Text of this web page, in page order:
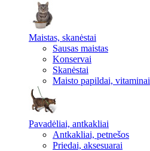
Maistas, skanėstai
Sausas maistas
Konservai
Skanėstai
Maisto papildai, vitaminai
Pavadėliai, antkakliai
Antkakliai, petnešos
Priedai, aksesuarai